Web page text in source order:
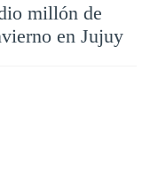
millón de
en Jujuy